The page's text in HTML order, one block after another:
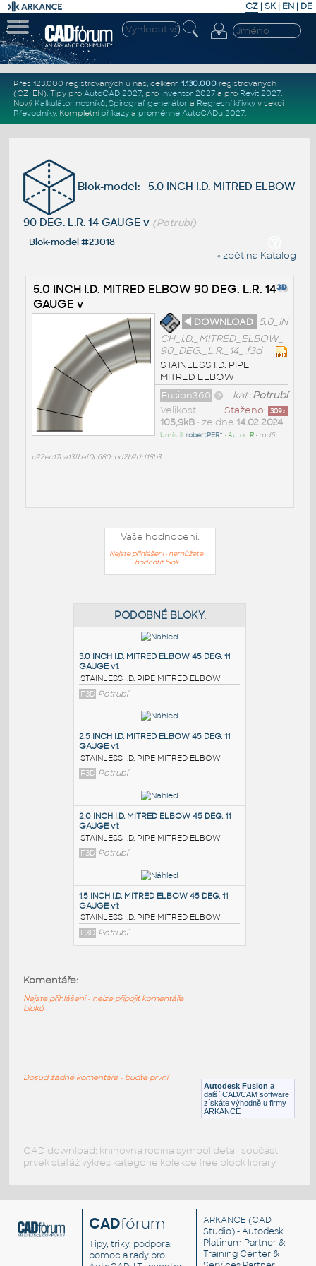
CZ | SK| EN | DE
Přes 123.000 registrovaných u nás, celkem 1.130.000registrovaných
(CZ+EN). Tipy pro AutoCAD 2027, pro Inventor 2027a pro Revit 2027.
Nový Kalkulátor nosníků, Spirograf generátor a Regresní křivkyv sekci
Převodníky. Kompletní příkazya proměnné AutoCADu 2027.
Blok-model: 5.0 INCH I.D. MITRED ELBOW
90 DEG. L.R. 14 GAUGE v (Potrubí)
Blok-model #23018
« zpět na Katalog
5.0 INCH I.D. MITRED ELBOW 90 DEG. L.R. 14
GAUGE v
◄ DOWNLOAD 5.0_IN
CH_I.D._MITRED_ELBOW_
90_DEG._L.R._14_.f3d
STAINLESS I.D. PIPE
MITRED ELBOW
kat:Potrubí
Fusion360
Staženo: 309x
Velikost
105,9kB• ze dne 14.02.2024
Umístil:robertPER^ • Autor: R• md5:
c22ec17ca13fbaf0c680cbd2b2dd18b3
Vaše hodnocení:
Nejste přihlášeni - nemůžete
hodnotit blok
PODOBNÉ BLOKY:
3.0 INCH I.D. MITRED ELBOW 45 DEG. 11
GAUGE v1:
STAINLESS I.D. PIPE MITRED ELBOW
F3D Potrubí
2.5 INCH I.D. MITRED ELBOW 45 DEG. 11
STAINLESS I.D. PIPE MITRED ELBOW
F3D Potrubí
F3D Potrubí
STAINLESS I.D. PIPE MITRED ELBOW
Autodesk Fusion a
další CAD/CAM software
získáte výhodně u firmy
ARKANCE
Komentáře:
Nejste přihlášeni - nelze připojit komentáře
bloků
Dosud žádné komentáře - buďte první
CAD download: knihovna rodina symbol detail součást
prvek stafáž výkres kategorie kolekce free block library
CADfórum
Tipy, triky, podpora,
pomoc a rady pro
ARKANCE (CAD
Studio) - Autodesk
Platinum Partner &
Training Center &